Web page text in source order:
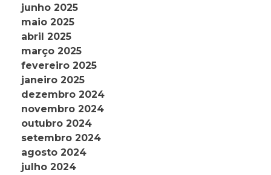
junho 2025
maio 2025
abril 2025
março 2025
fevereiro 2025
janeiro 2025
dezembro 2024
novembro 2024
outubro 2024
setembro 2024
agosto 2024
julho 2024